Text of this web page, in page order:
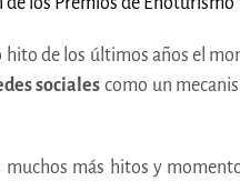
de los últimos años el
sociales como un
más hitos y